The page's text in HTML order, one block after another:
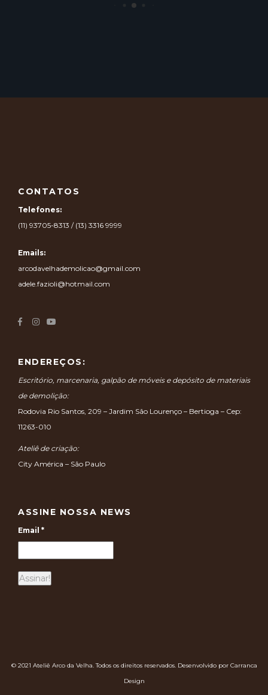
CONTATOS
Telefones:
(11) 93705-8313 / (13) 3316 9999
Emails:
arcodavelhademolicao@gmail.com
adele.fazioli@hotmail.com
ENDEREÇOS:
Escritório, marcenaria, galpão de móveis e depósito de materiais
de demolição:
Rodovia Rio Santos, 209 – Jardim São Lourenço – Bertioga – Cep:
11263-010
Ateliê de criação:
City América – São Paulo
ASSINE NOSSA NEWS
Email *
© 2021 Ateliê Arco da Velha. Todos os direitos reservados. Desenvolvido por Carranca
Design